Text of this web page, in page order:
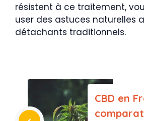
résistent à ce traitement,
user des astuces naturelles
détachants traditionnels.
CBD en